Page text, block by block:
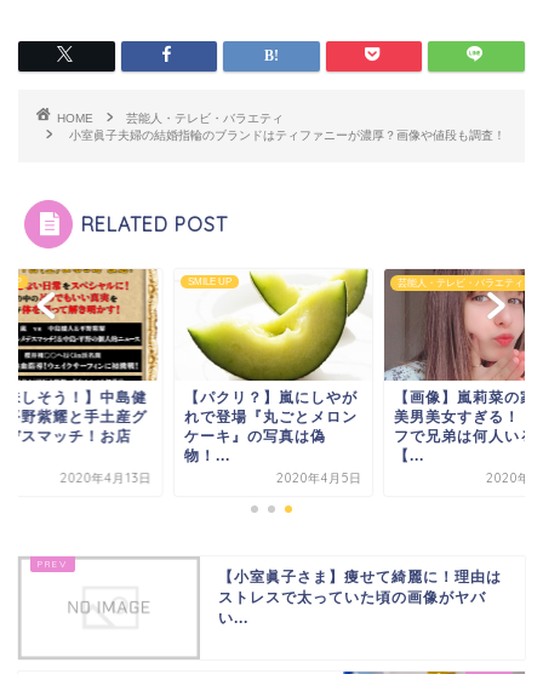
HOME
芸能人・テレビ・バラエティ
小室眞子夫婦の結婚指輪のブランドはティファニーが濃厚？画像や値段も調査！
RELATED POST
UP
味しそう！】中島健
平野紫耀と手土産グ
デスマッチ！お店
2020年4月13日
SMILE UP
【パクリ？】嵐にしやが
れで登場『丸ごとメロン
ケーキ』の写真は偽
物！...
2020年4月5日
芸能人・テレビ・バラエティ
【画像】嵐莉菜の家
美男美女すぎる！！
フで兄弟は何人いる
【...
2020年6
【小室眞子さま】痩せて綺麗に！理由は
ストレスで太っていた頃の画像がヤバ
い...